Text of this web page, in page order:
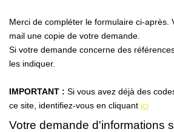
AFR IMMOBILIER
AFR IMMOBILIER
AFR IMMOBILIER Chatou -
AFR IMMOBILIER
AFR IMMOBILIER
Merci de compléter le formulaire ci-après.
mail une copie de votre demande.
Si votre demande concerne des
les indiquer.
IMPORTANT : Si vous avez déjà des
ce site, identifiez-vous en cliquant ici
Votre demande d'informations